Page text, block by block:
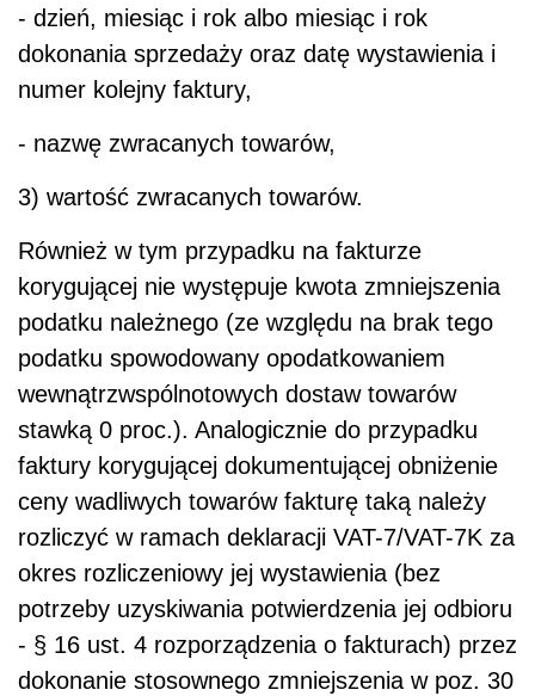
- dzień, miesiąc i rok albo miesiąc i rok
dokonania sprzedaży oraz datę wystawienia i
numer kolejny faktury,
- nazwę zwracanych towarów,
3) wartość zwracanych towarów.
Również w tym przypadku na fakturze
korygującej nie występuje kwota zmniejszenia
podatku należnego (ze względu na brak tego
podatku spowodowany opodatkowaniem
wewnątrzwspólnotowych dostaw towarów
stawką 0 proc.). Analogicznie do przypadku
faktury korygującej dokumentującej obniżenie
ceny wadliwych towarów fakturę taką należy
rozliczyć w ramach deklaracji VAT-7/VAT-7K za
okres rozliczeniowy jej wystawienia (bez
potrzeby uzyskiwania potwierdzenia jej odbioru
- § 16 ust. 4 rozporządzenia o fakturach) przez
dokonanie stosownego zmniejszenia w poz. 30